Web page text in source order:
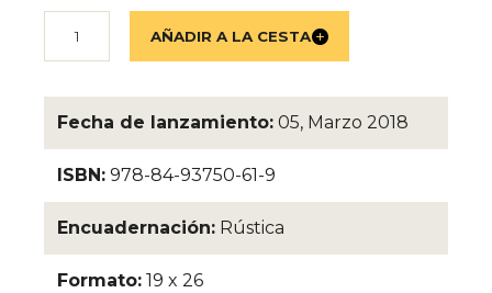
Fecha de lanzamiento: 05, Marzo 2018
ISBN: 978-84-93750-61-9
Encuadernación: Rústica
Formato: 19 x 26